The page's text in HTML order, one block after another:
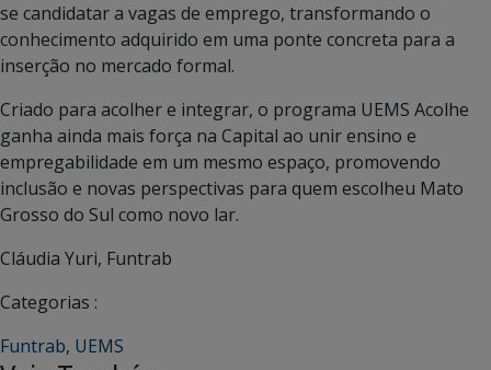
se candidatar a vagas de emprego, transformando o
conhecimento adquirido em uma ponte concreta para a
inserção no mercado formal.
Criado para acolher e integrar, o programa UEMS Acolhe
ganha ainda mais força na Capital ao unir ensino e
empregabilidade em um mesmo espaço, promovendo
inclusão e novas perspectivas para quem escolheu Mato
Grosso do Sul como novo lar.
Cláudia Yuri, Funtrab
Categorias :
Funtrab, UEMS